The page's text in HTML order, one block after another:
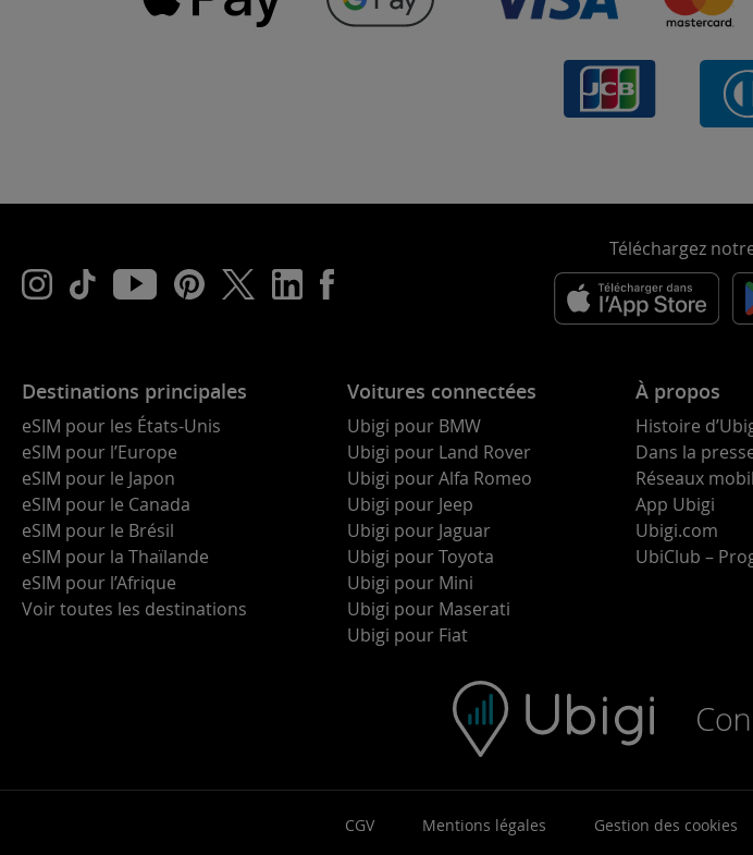
Téléchargez
Destinations principales
eSIM pour les États-Unis
eSIM pour l’Europe
eSIM pour le Japon
eSIM pour le Canada
eSIM pour le Brésil
eSIM pour la Thaïlande
eSIM pour l’Afrique
Voir toutes les destinations
Voitures connectées
Ubigi pour BMW
Ubigi pour Land Rover
Ubigi pour Alfa Romeo
Ubigi pour Jeep
Ubigi pour Jaguar
Ubigi pour Toyota
Ubigi pour Mini
Ubigi pour Maserati
Ubigi pour Fiat
À propos
Histoire
Dans la
Réseaux
App Ubigi
Ubigi.com
UbiClub –
CGV Mentions légales Gestion des cookies